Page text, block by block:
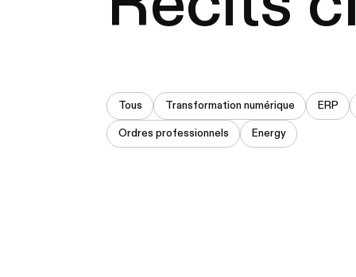
Tous Transformation numérique ERP
Ordres professionnels Energy